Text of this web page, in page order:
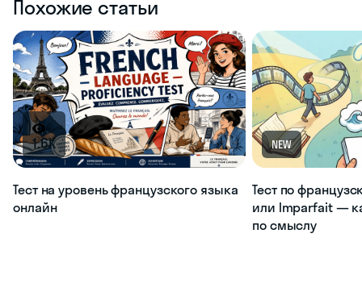
Похожие статьи
1.6K
Тест на уровень французского языка
онлайн
NEW
Тест по
или Imparfait —
по смыслу